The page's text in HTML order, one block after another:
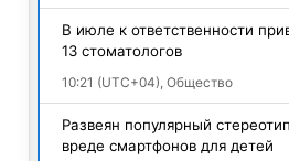
В июле к ответственности
13 стоматологов
10:21 (UTC+04), Общество
Развеян популярный
вреде смартфонов для детей